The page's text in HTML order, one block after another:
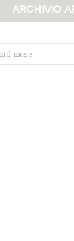
ARCHIVIO